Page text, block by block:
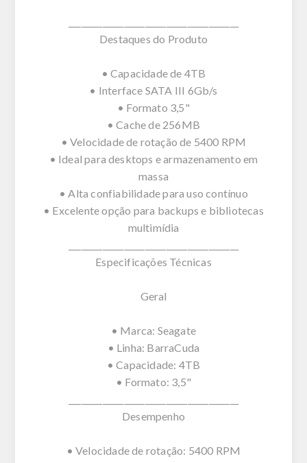
Destaques do Produto
• Capacidade de 4TB
• Interface SATA III 6Gb/s
• Formato 3,5"
• Cache de 256MB
• Velocidade de rotação de 5400 RPM
• Ideal para desktops e armazenamento em
massa
• Alta confiabilidade para uso contínuo
• Excelente opção para backups e bibliotecas
multimídia
Especificações Técnicas
Geral
• Marca: Seagate
• Linha: BarraCuda
• Capacidade: 4TB
• Formato: 3,5"
Desempenho
• Velocidade de rotação: 5400 RPM